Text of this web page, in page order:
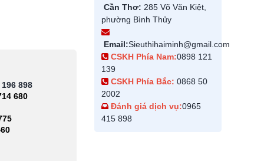
898
680
Cần Thơ: 285 Võ Văn Kiệt,
phường Bình Thủy
Email:Sieuthihaiminh@gmail.com
CSKH Phía Nam:0898 121
139
CSKH Phía Bắc: 0868 50
2002
Đánh giá dịch vụ:0965
415 898